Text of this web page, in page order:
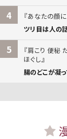
4
あなたの顔
ツリ目は人の
5
肩こり 便秘
ほぐし
腸のどこが凝